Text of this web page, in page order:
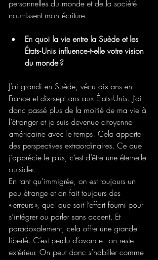
personnelles du monde et de la société
nourrissent mon écriture.
En quoi la vie entre la Suède et les
États‑Unis influence‑t‑elle votre vision
du monde ?
J’ai grandi en Suède, vécu dix ans en
France et dix‑sept ans aux États‑Unis. J’ai
donc passé plus de la moitié de ma vie à
l’étranger et je suis devenue citoyenne
américaine avec le temps. Cela apporte
des perspectives extraordinaires. Ce que
j’apprécie le plus, c’est d’être une éternelle
outsider.
En tant qu’immigrée, on est toujours un
peu étrange et on fait toujours des
« erreurs », quel que soit l’effort fourni pour
s’intégrer ou parler sans accent. Et
paradoxalement, cela offre une grande
liberté. C’est perdu d’avance : on reste
extérieur. On peut donc s’habiller comme